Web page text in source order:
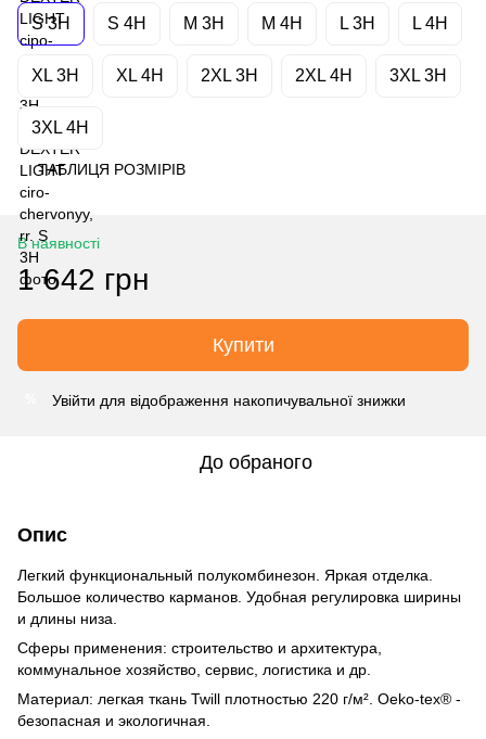
S 3H S 4H M 3H M 4H L 3H L 4H
XL 3H XL 4H 2XL 3H 2XL 4H 3XL 3H
3XL 4H
ТАБЛИЦЯ РОЗМІРІВ
В наявності
1 642 грн
Купити
Увійти для відображення накопичувальної знижки
До обраного
Опис
Легкий функциональный полукомбинезон. Яркая отделка.
Большое количество карманов. Удобная регулировка ширины
и длины низа.
Сферы применения: строительство и архитектура,
коммунальное хозяйство, сервис, логистика и др.
Материал: легкая ткань Twill плотностью 220 г/м². Oeko-tex® -
безопасная и экологичная.